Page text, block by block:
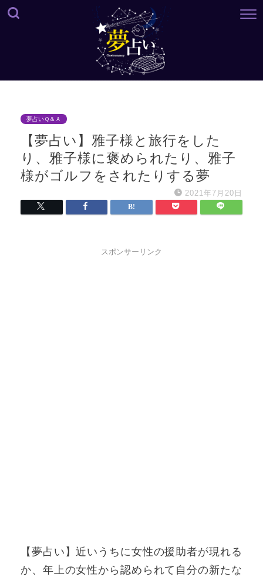
夢占いＱ＆Ａ
【夢占い】雅子様と旅行をした
り、雅子様に褒められたり、雅子
様がゴルフをされたりする夢
2021年7月20日
スポンサーリンク
【夢占い】近いうちに女性の援助者が現れる
か、年上の女性から認められて自分の新たな